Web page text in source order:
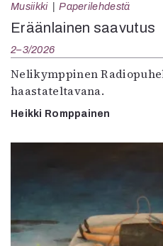
Musiikki Paperilehdestä
Eräänlainen saavutus
2–3/2026
Nelikymppinen
haastateltavana.
Heikki Romppainen